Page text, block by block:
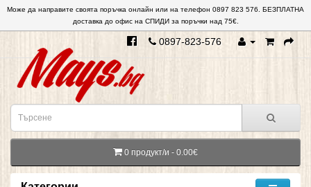
Може да направите своята поръчка онлайн или на телефон 0897 823 576. БЕЗПЛАТНА
доставка до офис на СПИДИ за поръчки над 75€.
0897-823-576
0 продукт/и - 0.00€